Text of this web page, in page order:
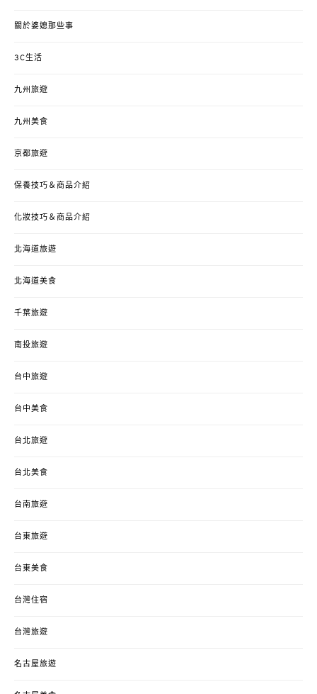
關於婆媳那些事
3C生活
九州旅遊
九州美食
京都旅遊
保養技巧＆商品介紹
化妝技巧＆商品介紹
北海道旅遊
北海道美食
千葉旅遊
南投旅遊
台中旅遊
台中美食
台北旅遊
台北美食
台南旅遊
台東旅遊
台東美食
台灣住宿
台灣旅遊
名古屋旅遊